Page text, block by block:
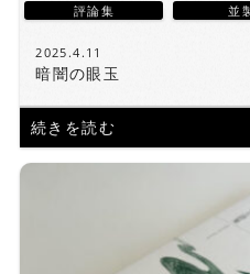
評論集 並
2025.4.11
暗闇の眼玉
続きを読む